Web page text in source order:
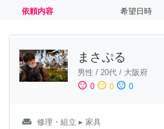
依頼内容 希望日時
まさぷる
男性 / 20代 / 大阪府
sentiment_satisfied 0 sentiment_neutral 0 sentiment_dissatisfied 0
weekend 修理・組立 ▸ 家具